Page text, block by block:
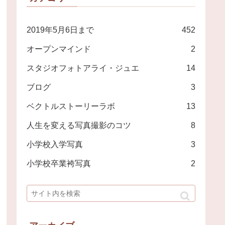
2019年5月6日まで 452
オープンマインド 2
スタジオフォトアライ・ジュエ 14
ブログ 3
ベクトルストーリーラボ 13
人生を変える写真撮影のコツ 8
小学校入学写真 3
小学校卒業袴写真 2